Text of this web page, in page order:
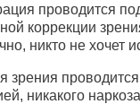
проводится
коррекции
никто не хочет
зрения
никакого